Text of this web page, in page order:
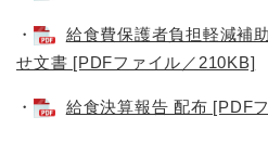
・
給食費保護者負担軽減補
せ文書​ [PDFファイル／210KB]
・ 給食決算報告 配布​ [PDF